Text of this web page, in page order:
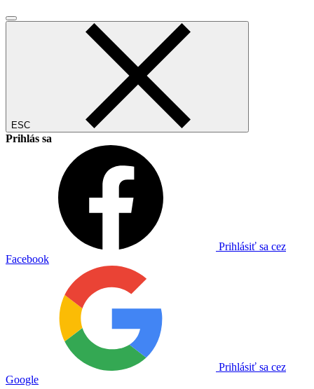
ESC
Prihlás sa
Prihlásiť sa cez
Facebook
Prihlásiť sa cez
Google